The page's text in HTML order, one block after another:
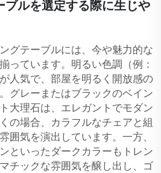
ブルを選定する際に生じや
グテーブルには、今や魅力的な
っています。明るい色調（例：
人気で、部屋を明るく開放感の
グレーまたはブラックのベイン
大理石は、エレガントでモダン
の場合、カラフルなチェアと組
囲気を演出しています。一方、
といったダークカラーもトレン
チックな雰囲気を醸し出し、ゴ